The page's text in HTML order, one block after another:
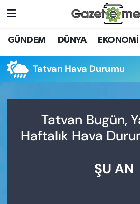
GÜNDEM DÜNYA EKONOMİ
Tatvan Hava Durumu
Tatvan Bugün,
Haftalık Hava
ŞU AN
DÜNYA
EKONOMİ
YENİ MEDYADA EMEK
GAZETECİLİĞİNİ GELİŞTİRMEK
Nöbetçi Eczaneler
Hava Durumu
Trafik Durumu
Süper Lig Puan Durumu ve